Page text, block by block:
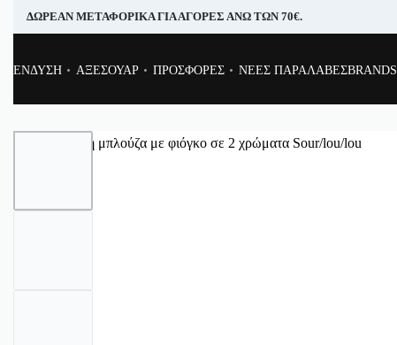
ΔΩΡΕΑΝ ΜΕΤΑΦΟΡΙΚΑ ΓΙΑ ΑΓΟΡΕΣ ΑΝΩ ΤΩΝ 70€.
ΕΝΔΥΣΗ ΑΞΕΣΟΥΑΡ ΠΡΟΣΦΟΡΕΣ ΝΕΕΣ ΠΑΡΑΛΑΒΕΣBRANDS